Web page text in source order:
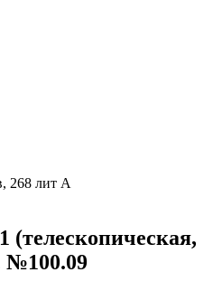
268 лит А
(телескопическая,
№100.09